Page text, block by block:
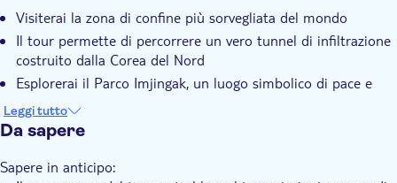
Osservatorio Dora: guarda oltre il confine verso il Nord
Unification Village: uno sguardo a una comunità plasmata
dalla divisione
Ingresso incluso
Visita guidata
Subject expert guide
Voucher elettronico
Trasporto incluso
Visiterai la zona di confine più sorvegliata del mondo
Il tour permette di percorrere un vero tunnel di infiltrazione
costruito dalla Corea del Nord
Esplorerai il Parco Imjingak, un luogo simbolico di pace e
divisione
Una guida esperta fornirà una visione approfondita della
guerra di Corea
La Corea del Nord si vede attraverso il binocolo
Leggi tutto
Da sapere
Sapere in anticipo: